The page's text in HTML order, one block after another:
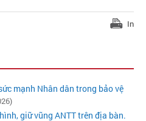
In
mạnh Nhân dân trong bảo vệ
giữ vũng ANTT trên địa bàn.